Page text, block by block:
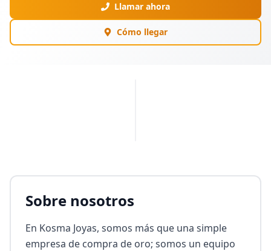
Llamar ahora
Cómo llegar
Sobre nosotros
En Kosma Joyas, somos más que una simple
empresa de compra de oro; somos un equipo